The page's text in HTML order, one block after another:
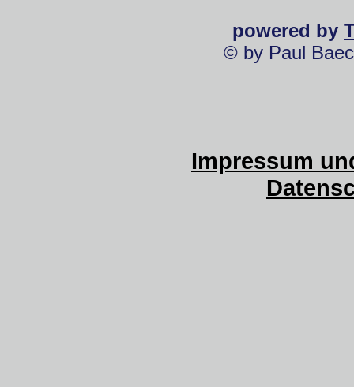
powered by
© by Paul
Impressum